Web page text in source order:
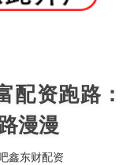
配资跑路：
漫漫
鑫东财配资